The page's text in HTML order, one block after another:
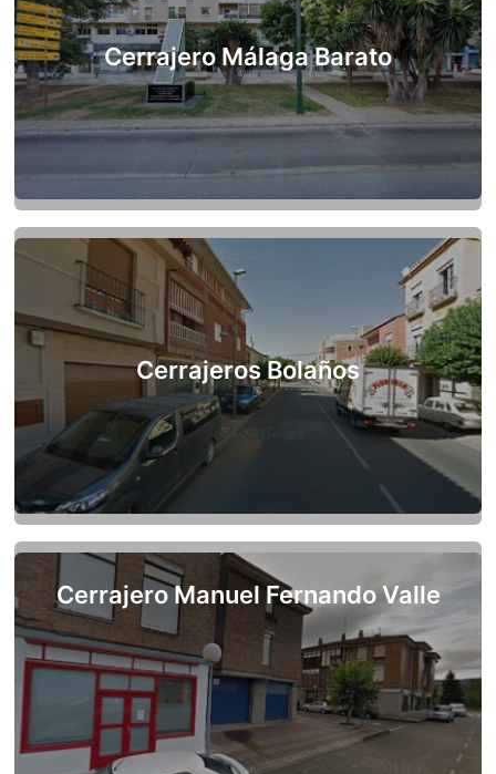
Cerrajero Málaga Barato
Cerrajeros Bolaños
Cerrajero Manuel Fernando Valle